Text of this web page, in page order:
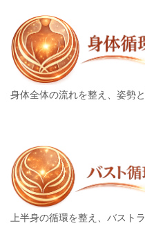
身体全体の流れを整え、姿勢
上半身の循環を整え、バスト